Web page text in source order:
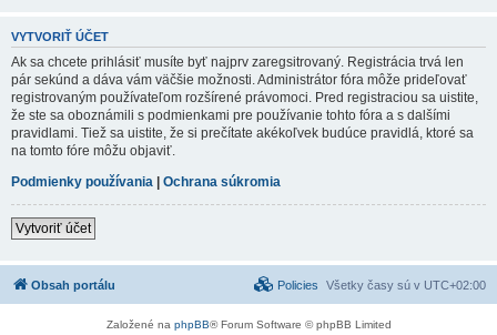
VYTVORIŤ ÚČET
Ak sa chcete prihlásiť musíte byť najprv zaregsitrovaný. Registrácia trvá len
pár sekúnd a dáva vám väčšie možnosti. Administrátor fóra môže prideľovať
registrovaným používateľom rozšírené právomoci. Pred registraciou sa uistite,
že ste sa oboznámili s podmienkami pre používanie tohto fóra a s dalšími
pravidlami. Tiež sa uistite, že si prečítate akékoľvek budúce pravidlá, ktoré sa
na tomto fóre môžu objaviť.
Podmienky používania | Ochrana súkromia
Vytvoriť účet
Obsah portálu Všetky časy sú v UTC+02:00
Policies
Založené na phpBB® Forum Software © phpBB Limited